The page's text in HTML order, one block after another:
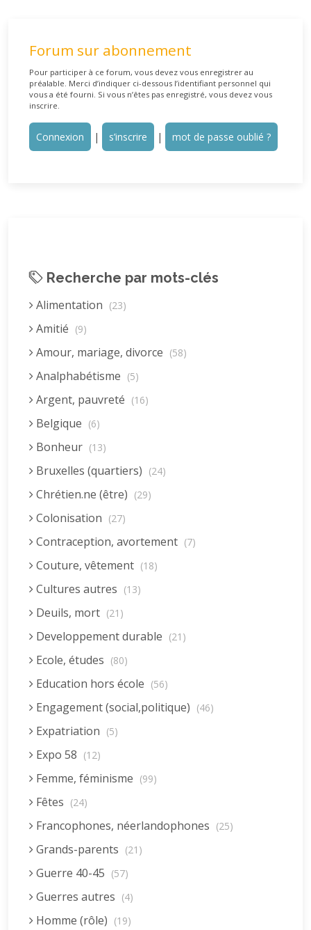
Forum sur abonnement
Pour participer à ce forum, vous devez vous enregistrer au
préalable. Merci d’indiquer ci-dessous l’identifiant personnel qui
vous a été fourni. Si vous n’êtes pas enregistré, vous devez vous
inscrire.
Connexion | s’inscrire | mot de passe oublié ?
Recherche par mots-clés
Alimentation (23)
Amitié (9)
Amour, mariage, divorce (58)
Analphabétisme (5)
Argent, pauvreté (16)
Belgique (6)
Bonheur (13)
Bruxelles (quartiers) (24)
Chrétien.ne (être) (29)
Colonisation (27)
Contraception, avortement (7)
Couture, vêtement (18)
Cultures autres (13)
Deuils, mort (21)
Developpement durable (21)
Ecole, études (80)
Education hors école (56)
Engagement (social,politique) (46)
Expatriation (5)
Expo 58 (12)
Femme, féminisme (99)
Fêtes (24)
Francophones, néerlandophones (25)
Grands-parents (21)
Guerre 40-45 (57)
Guerres autres (4)
Homme (rôle) (19)